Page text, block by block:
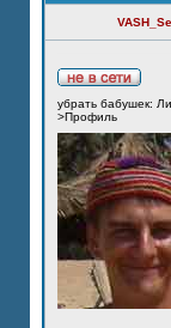
убрать бабушек:
>Профиль